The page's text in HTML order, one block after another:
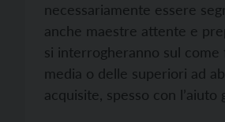
necessariamente essere
anche maestre attente e
si interrogheranno sul
media o delle superiori ad
acquisite, spesso con